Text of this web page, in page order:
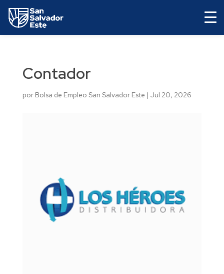
Contador
por Bolsa de Empleo San Salvador Este | Jul 20, 2026